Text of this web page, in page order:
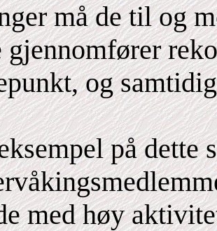
må de til og
gjennomfører
og
på dette
med høy